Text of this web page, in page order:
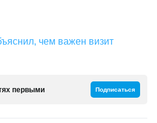
чем важен визит
первыми Подписаться